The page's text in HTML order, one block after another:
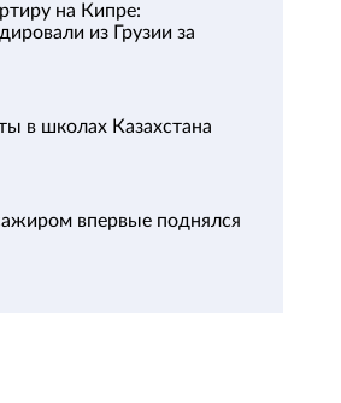
на Кипре:
из Грузии за
в школах Казахстана
впервые поднялся